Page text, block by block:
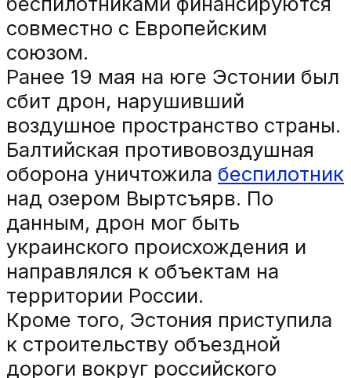
совместно с Европейским
союзом.
Ранее 19 мая на юге Эстонии был
сбит дрон, нарушивший
воздушное пространство страны.
Балтийская противовоздушная
оборона уничтожила беспилотник
над озером Выртсъярв. По
данным, дрон мог быть
украинского происхождения и
направлялся к объектам на
территории России.
Кроме того, Эстония приступила
к строительству объездной
дороги вокруг российского